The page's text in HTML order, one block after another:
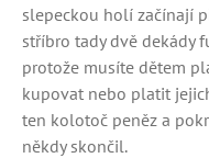
slepeckou holí začínají
stříbro tady dvě dekády
protože musíte dětem
kupovat nebo platit
ten kolotoč peněz a
někdy skončil.